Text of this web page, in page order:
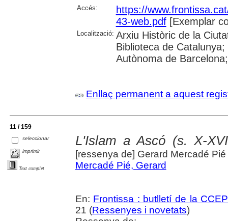
Accés:
https://
43-web.pdf[Exemplar
Localització: Arxiu Històric de la
Biblioteca de
Autònoma de
Enllaç permanent a aquest
11 / 159
seleccionar
imprimir
Text complet
L'Islam a Ascó (s. X-
[ressenya de] Gerard Mercadé Pié
Mercadé Pié, Gerard
En: Frontissa : butlletí de la
21 (Ressenyes i novetats)